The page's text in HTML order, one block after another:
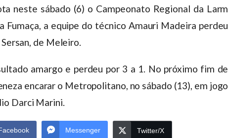
neste sábado (6) o Campeonato Regional da Larm
a equipe do técnico Amauri Madeira perdeu
de Meleiro.
amargo e perdeu por 3 a 1. No próximo fim de
encarar o Metropolitano, no sábado (13), em jogo
Darci Marini.
Messenger Twitter/X